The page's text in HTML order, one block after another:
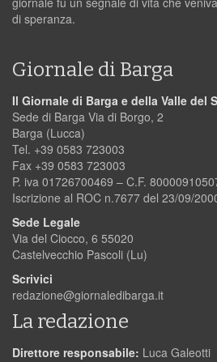
di speranza.
Giornale di Barga
Il Giornale di Barga e della Valle del
Sede di Barga Via di Borgo, 2
Barga (Lucca)
Tel. +39 0583 723003
Fax +39 0583 723003
P. iva 01726700469 – C.F.
Iscrizione al ROC n.7677 del 23/09/
Sede Legale
Via del Ciocco, 6 55020
Castelvecchio Pascoli (Lu)
Scrivici
redazione@giornaledibarga.it
La redazione
Direttore responsabile: Luca Galeotti